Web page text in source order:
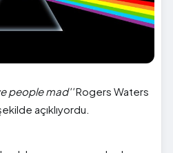
people mad''Rogers Waters
açıklıyordu.